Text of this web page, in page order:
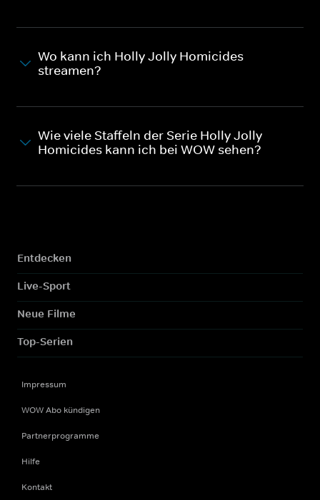
Wo kann ich Holly Jolly Homicides
streamen?
Wie viele Staffeln der Serie Holly Jolly
Homicides kann ich bei WOW sehen?
Entdecken
Live-Sport
Neue Filme
Top-Serien
Impressum
WOW Abo kündigen
Partnerprogramme
Hilfe
Kontakt